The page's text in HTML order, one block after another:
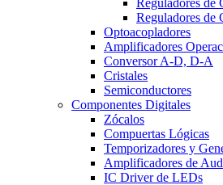
Reguladores de
Optoacopladores
Amplificadores
Conversor A-D, D-A
Cristales
Semiconductores
Componentes Digitales
Zócalos
Compuertas Lógicas
Temporizadores y
Amplificadores de
IC Driver de LEDs